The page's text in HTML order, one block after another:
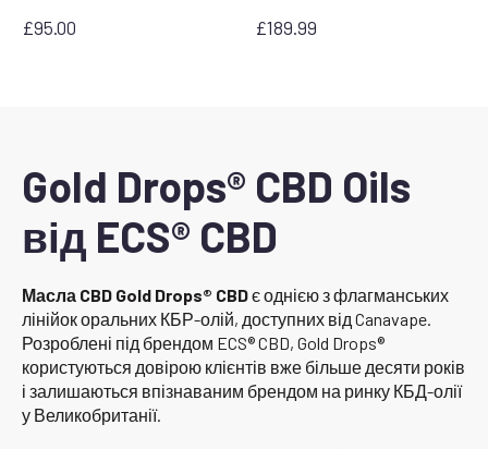
£95.00 £189.99
Gold Drops® CBD Oils
від ECS® CBD
Масла CBD Gold Drops® CBDє однією з флагманських
лінійок оральних КБР-олій, доступних від Canavape.
Розроблені під брендом ECS® CBD, Gold Drops®
користуються довірою клієнтів вже більше десяти років
і залишаються впізнаваним брендом на ринку КБД-олії
у Великобританії.